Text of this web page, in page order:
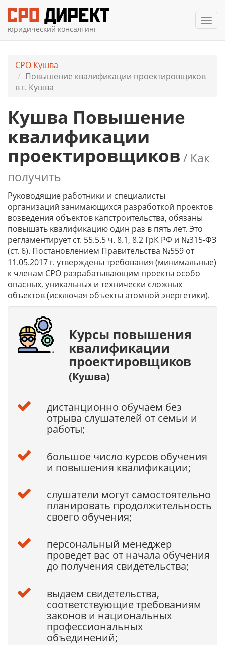
юридический консалтинг
СРО Кушва
Повышение квалификации проектировщиков
в г. Кушва
Кушва Повышение
квалификации
проектировщиков / Как
получить
Руководящие работники и специалисты
организаций занимающихся разработкой проектов
возведения объектов капстроительства, обязаны
повышать квалификацию один раз в пять лет. Это
регламентирует ст. 55.5.5 ч. 8.1, 8.2 ГрК РФ и №315-ФЗ
(ст. 6). Постановлением Правительства №559 от
11.05.2017 г. утверждены требования (минимальные)
к членам СРО разрабатывающим проекты особо
опасных, уникальных и технически сложных
объектов (исключая объекты атомной энергетики).
Курсы повышения
квалификации
проектировщиков
(Кушва)
дистанционно обучаем без
отрыва слушателей от семьи и
работы;
большое число курсов обучения
и повышения квалификации;
слушатели могут самостоятельно
планировать продолжительность
своего обучения;
персональный менеджер
проведет вас от начала обучения
до получения свидетельства;
выдаем свидетельства,
соответствующие требованиям
законов и национальных
профессиональных
объединений;